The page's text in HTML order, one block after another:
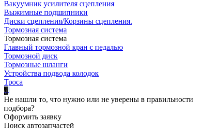
Вакуумник усилителя сцепления
Выжимные подшипники
Диски сцепления/Корзины сцепления.
Тормозная система
Тормозная система
Главный тормозной кран с педалью
Тормозной диск
Тормозные шланги
Устройства подвода колодок
Троса
...
Не нашли то, что нужно или не уверены в правильности
подбора?
Оформить заявку
Поиск автозапчастей